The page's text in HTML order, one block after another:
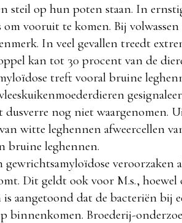
steil op hun poten staan. In
vooruit te komen. Bij
In veel gevallen treedt
kan tot 30 procent van de
treft vooral bruine
nog niet waargenomen.
witte leghennen afweercellen
bruine leghennen.
gewrichtsamyloïdose veroorzaken
Dit geldt ook voor M.s., hoewel
aangetoond dat de bacteriën bij
binnenkomen. Broederij-